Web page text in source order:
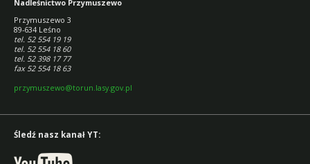
Nadleśnictwo Przymuszewo
Przymuszewo 3
89-634 Leśno
tel. 52 554 19 19
tel. 52 554 18 60
tel. 52 398 17 77
fax 52 554 18 63
przymuszewo@torun.lasy.gov.pl
Śledź nasz kanał YT: